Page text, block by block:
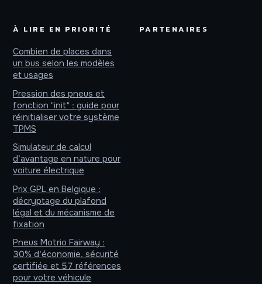
À LIRE EN PRIORITÉ
Combien de places dans
un bus selon les modèles
et usages
Pression des pneus et
fonction "init" : guide pour
réinitialiser votre système
TPMS
Simulateur de calcul
d’avantage en nature pour
voiture électrique
Prix GPL en Belgique :
décryptage du plafond
légal et du mécanisme de
fixation
Pneus Motrio Fairway :
30% d'économie, sécurité
certifiée et 57 références
pour votre véhicule
PARTENAIRES